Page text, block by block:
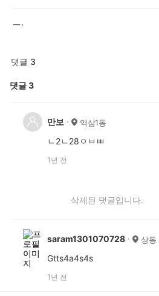
ㅡ.
댓글 3
댓글3
만보 역삼1동
ㄴ2ㄴ28ㅇㅂㅃ
1년 전
삭제된 댓글입니다.
saram1301070728 상동
Gtts4a4s4s
1년 전